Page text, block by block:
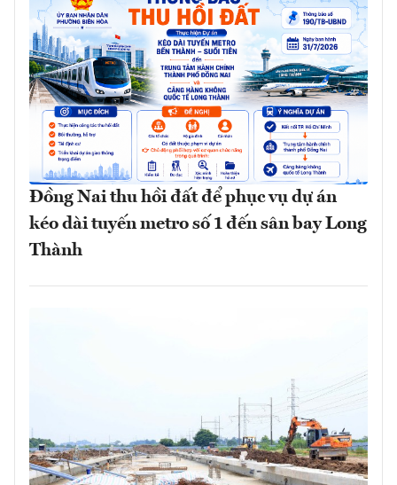
Đồng Nai thu hồi đất để phục vụ dự án
kéo dài tuyến metro số 1 đến sân bay Long
Thành